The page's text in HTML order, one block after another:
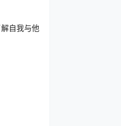
自我与他